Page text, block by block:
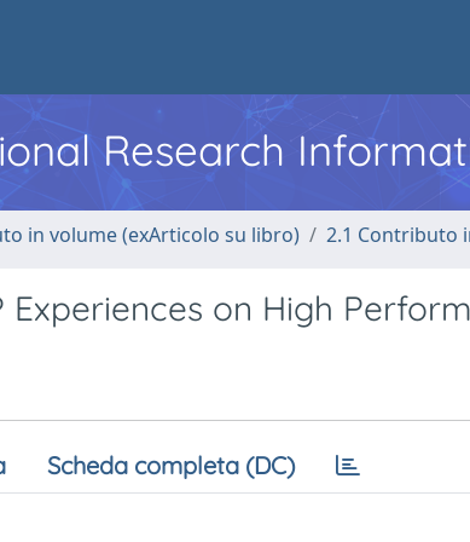
Research
in volume (exArticolo su libro) 2.1 Contributo
Experiences on High
Scheda completa (DC)